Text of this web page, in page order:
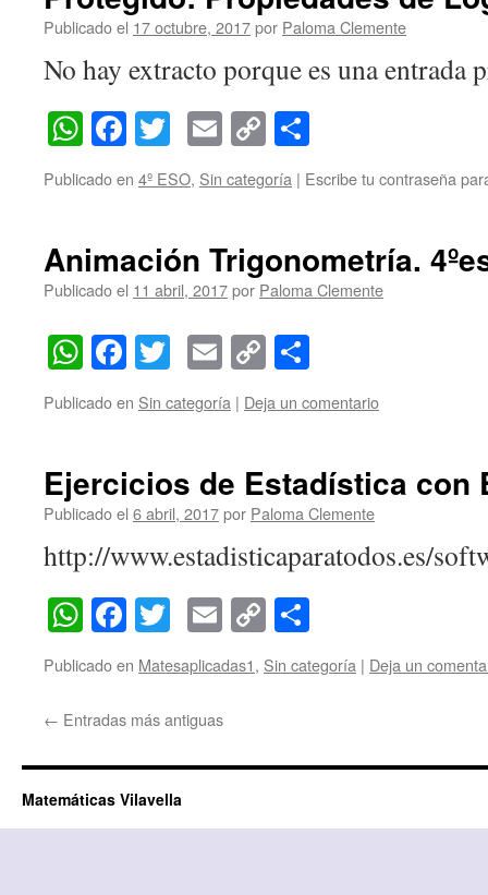
Publicado el 17 octubre, 2017por Paloma Clemente
No hay extracto porque es una entrada
WhatsApp
Facebook
TwitterEmail
Copy
Link
Publicado en 4º ESO, Sin categoría | Escribe tu contraseña
Animación Trigonometría.
Publicado el 11 abril, 2017por Paloma Clemente
WhatsApp
Facebook
TwitterEmail
Copy
Link
Publicado en Sin categoría | Deja un comentario
Ejercicios de Estadística con
Publicado el 6 abril, 2017por Paloma Clemente
http://www.estadisticaparatodos.es/
WhatsApp
Facebook
TwitterEmail
Copy
Link
Publicado en Matesaplicadas1, Sin categoría | Deja un
← Entradas más antiguas
Matemáticas Vilavella